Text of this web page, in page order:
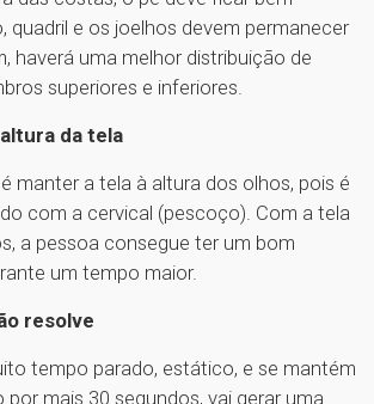
quadril e os joelhos devem permanecer
haverá uma melhor distribuição de
superiores e inferiores.
da tela
manter a tela à altura dos olhos, pois é
com a cervical (pescoço). Com a tela
a pessoa consegue ter um bom
um tempo maior.
resolve
tempo parado, estático, e se mantém
mais 30 segundos, vai gerar uma